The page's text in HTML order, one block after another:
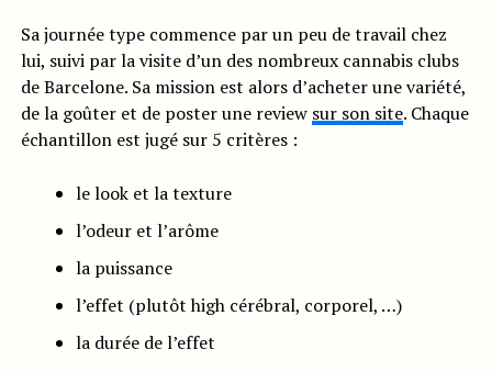
Sa journée type commence par un peu de travail chez
lui, suivi par la visite d’un des nombreux cannabis clubs
de Barcelone. Sa mission est alors d’acheter une variété,
de la goûter et de poster une review sur son site. Chaque
échantillon est jugé sur 5 critères :
le look et la texture
l’odeur et l’arôme
la puissance
l’effet (plutôt high cérébral, corporel, …)
la durée de l’effet